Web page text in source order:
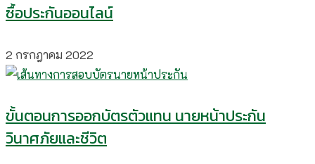
ซื้อประกันออนไลน์
2 กรกฎาคม 2022
ขั้นตอนการออกบัตรตัวแทน นายหน้าประกัน
วินาศภัยและชีวิต